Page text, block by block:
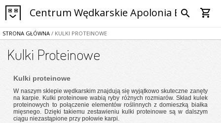
Centrum Wędkarskie Apolonia Bytom
search shopping_cart
STRONA GŁÓWNA / KULKI PROTEINOWE
Kulki Proteinowe
Kulki proteinowe
W naszym sklepie wędkarskim znajdują się wyjątkowo skuteczne zanęty
na karpie. Kulki proteinowe wabią ryby różnych rozmiarów. Skład kulek
proteinowych to połączenie elementów roślinnych z domieszką białka
mięsnego. Dzięki takiemu zestawieniu kulki proteinowe są w dalszym
ciągu niezastąpione przy połowie karpi.